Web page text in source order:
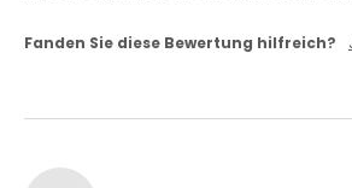
Fanden Sie diese Bewertung hilfreich?